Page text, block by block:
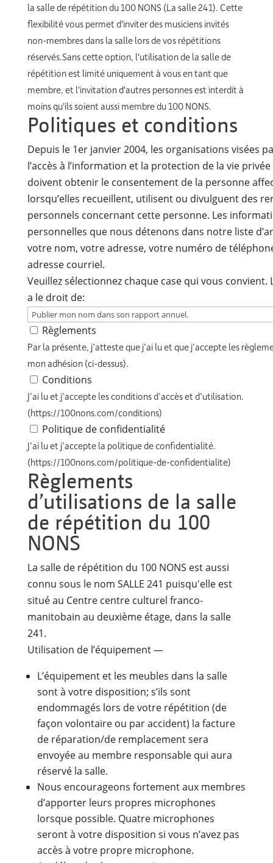
la salle de répétition du 100 NONS (La salle 241). Cette
flexibilité vous permet d'inviter des musiciens invités
non-membres dans la salle lors de vos répétitions
réservés.Sans cette option, l'utilisation de la salle de
répétition est limité uniquement à vous en tant que
membre, et l'invitation d'autres personnes est interdit à
moins qu'ils soient aussi membre du 100 NONS.
Politiques et conditions
Depuis le 1er janvier 2004, les organisations visées
l’accès à l’information et la protection de la vie privée
doivent obtenir le consentement de la personne
lorsqu’elles recueillent, utilisent ou divulguent des
personnels concernant cette personne. Les
personnelles que nous détenons dans notre liste
votre nom, votre adresse, votre numéro de
adresse courriel.
Veuillez sélectionnez chaque case qui vous convient.
a le droit de:
Règlements
Par la présente, j’atteste que j’ai lu et que j’accepte les
mon adhésion (ci-dessus).
Conditions
J’ai lu et j’accepte les conditions d’accès et d’utilisation.
(https://100nons.com/conditions)
Politique de confidentialité
J’ai lu et j’accepte la politique de confidentialité.
(https://100nons.com/politique-de-confidentialite)
Règlements
d’utilisations de la salle
de répétition du 100
NONS
La salle de répétition du 100 NONS est aussi
connu sous le nom SALLE 241 puisqu'elle est
situé au Centre centre culturel franco-
manitobain au deuxième étage, dans la salle
241.
Utilisation de l’équipement—
L’équipement et les meubles dans la salle
sont à votre disposition; s’ils sont
endommagés lors de votre répétition (de
façon volontaire ou par accident) la facture
de réparation/de remplacement sera
envoyée au membre responsable qui aura
réservé la salle.
Nous encourageons fortement aux membres
d’apporter leurs propres microphones
lorsque possible. Quatre microphones
seront à votre disposition si vous n’avez pas
accès à votre propre microphone.